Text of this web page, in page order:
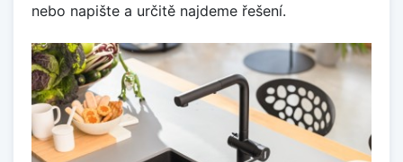
nebo napište a určitě najdeme řešení.